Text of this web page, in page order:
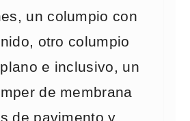
un columpio con
otro columpio
e inclusivo, un
de membrana
de pavimento y